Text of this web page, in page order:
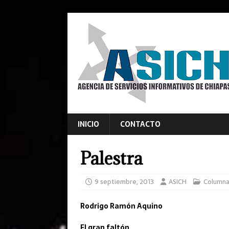
INICIO CONTACTO
Palestra
9 septiembre, 2013 ASICH
Rodrigo Ramón Aquino